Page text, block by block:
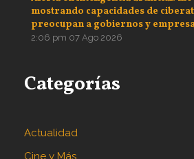
mostrando capacidades de
preocupan a gobiernos y
2:06 pm 07 Ago 2026
Categorías
Actualidad
Cine y Más